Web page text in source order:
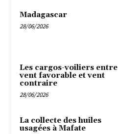
Madagascar
28/06/2026
Les cargos-voiliers entre
vent favorable et vent
contraire
28/06/2026
La collecte des huiles
usagées à Mafate